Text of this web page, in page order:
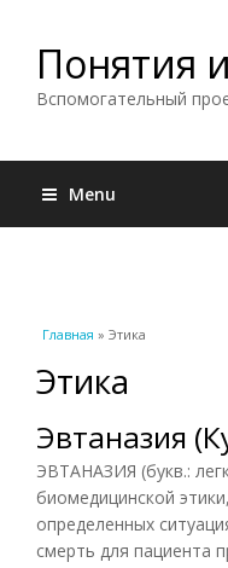
Понятия
Вспомогательный
Menu
Вы здесь
Главная » Этика
Этика
Эвтаназия
ЭВТАНАЗИЯ (букв.:
биомедицинской
определенных
смерть для пациента